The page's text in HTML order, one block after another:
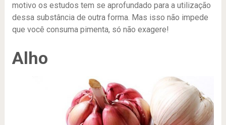
motivo os estudos tem se aprofundado para a utilização
dessa substância de outra forma. Mas isso não impede
que você consuma pimenta, só não exagere!
Alho